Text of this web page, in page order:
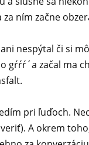
ním začne
nespýtal či si
gŕŕŕ´a začal ma
pri ľuďoch.
A okrem